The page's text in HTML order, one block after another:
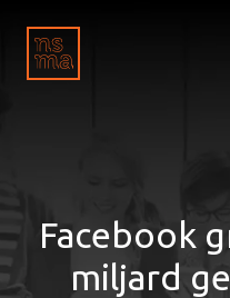
Facebook
miljard